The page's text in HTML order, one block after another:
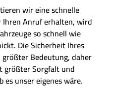
wir eine schnelle
Anruf erhalten, wird
so schnell wie
Die Sicherheit Ihres
Bedeutung, daher
größter Sorgfalt und
unser eigenes wäre.